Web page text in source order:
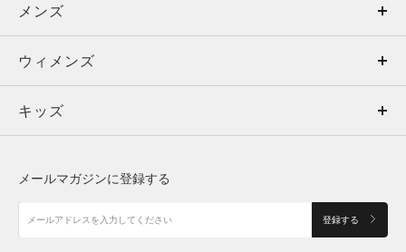
メンズ
ウィメンズ
キッズ
アクセサリー
メンズ
トップス
ボトムス
アクセサリー
ウィメンズ
トップス
シューズ
キッズ
メールマガジンに登録する
登録する